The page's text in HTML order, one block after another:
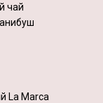
чай
La Marca